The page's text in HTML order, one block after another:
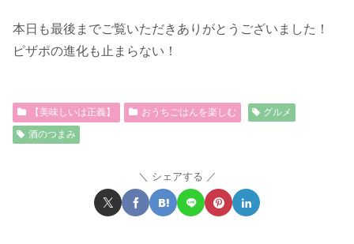
本日も最後までご覧いただきありがとうございました！
ピザポの進化も止まらない！
【美味しいは正義】 おうちごはんを楽しむ
グルメ
酒のつまみ
シェアする